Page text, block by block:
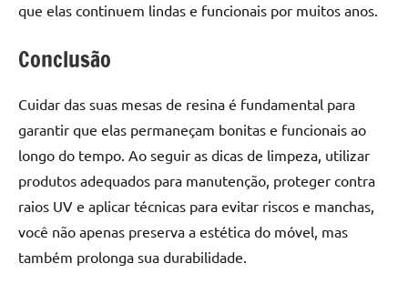
que elas continuem lindas e funcionais por muitos anos.
Conclusão
Cuidar das suas mesas de resina é fundamental para
garantir que elas permaneçam bonitas e funcionais ao
longo do tempo. Ao seguir as dicas de limpeza, utilizar
produtos adequados para manutenção, proteger contra
raios UV e aplicar técnicas para evitar riscos e manchas,
você não apenas preserva a estética do móvel, mas
também prolonga sua durabilidade.